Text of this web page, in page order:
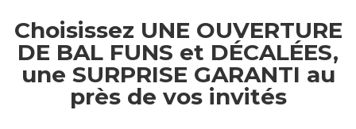
Choisissez UNE OUVERTURE
DE BAL FUNS et DÉCALÉES,
une SURPRISE GARANTI au
près de vos invités